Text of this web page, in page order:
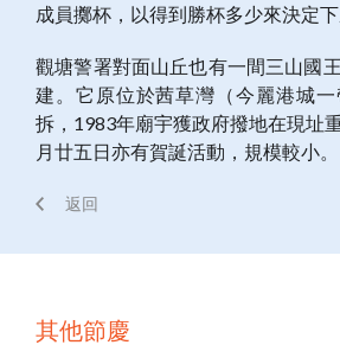
成員擲杯，以得到勝杯多少來決定下
觀塘警署對面山丘也有一間三山國
建。它原位於茜草灣（今麗港城
拆，1983年廟宇獲政府撥地在現址
月廿五日亦有賀誕活動，規模較小。
返回
其他節慶